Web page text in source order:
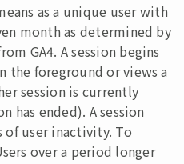
as a unique user with
month as determined by
GA4. A session begins
the foreground or views a
session is currently
has ended). A session
of user inactivity. To
over a period longer